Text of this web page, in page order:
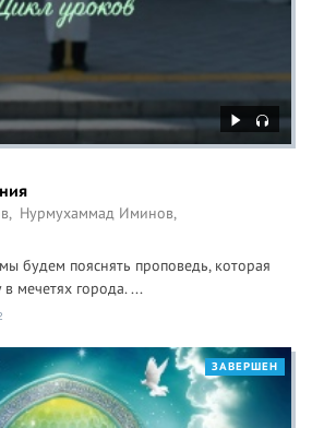
Нурмухаммад Иминов,
будем пояснять проповедь, которая
мечетях города. ...
ЗАВЕРШЕН